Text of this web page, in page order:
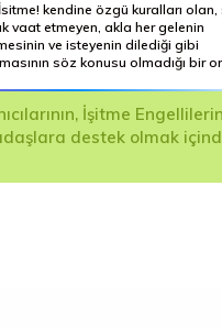
kendine özgü kuralları olan,
vaat etmeyen, akla her gelenin
ve isteyenin dilediği gibi
söz konusu olmadığı bir
İşitme Engellilerin
destek olmak